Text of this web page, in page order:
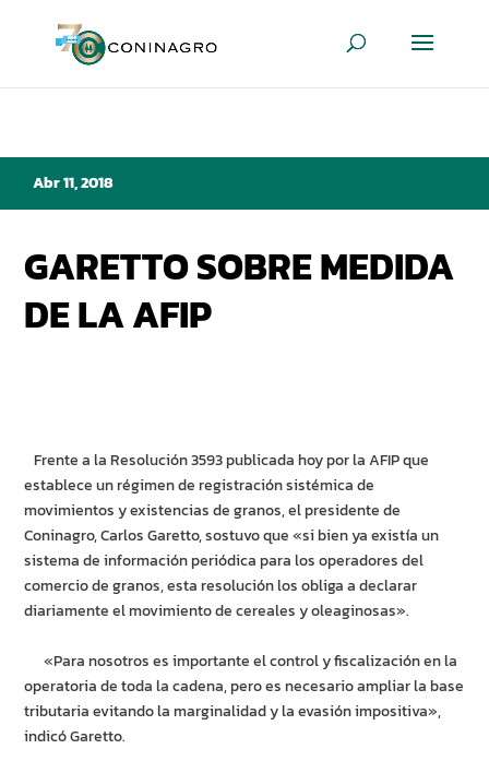
Abr 11, 2018
GARETTO SOBRE MEDIDA
DE LA AFIP
Frente a la Resolución 3593 publicada hoy por la AFIP que
establece un régimen de registración sistémica de
movimientos y existencias de granos, el presidente de
Coninagro, Carlos Garetto, sostuvo que «si bien ya existía un
sistema de información periódica para los operadores del
comercio de granos, esta resolución los obliga a declarar
diariamente el movimiento de cereales y oleaginosas».
«Para nosotros es importante el control y fiscalización en la
operatoria de toda la cadena, pero es necesario ampliar la base
tributaria evitando la marginalidad y la evasión impositiva»,
indicó Garetto.